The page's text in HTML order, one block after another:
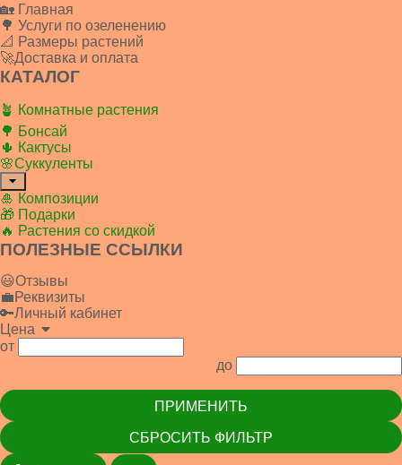
🏡 Главная
🌳 Услуги по озеленению
📐 Размеры растений
🚀Доставка и оплата
КАТАЛОГ
🪴 Комнатные растения
🌳 Бонсай
🌵 Кактусы
🌸Суккуленты
🎍 Композиции
🎁 Подарки
🔥 Растения со скидкой
ПОЛЕЗНЫЕ ССЫЛКИ
😃Отзывы
💼Реквизиты
🔑Личный кабинет
Цена
от
до
ПРИМЕНИТЬ
СБРОСИТЬ ФИЛЬТР